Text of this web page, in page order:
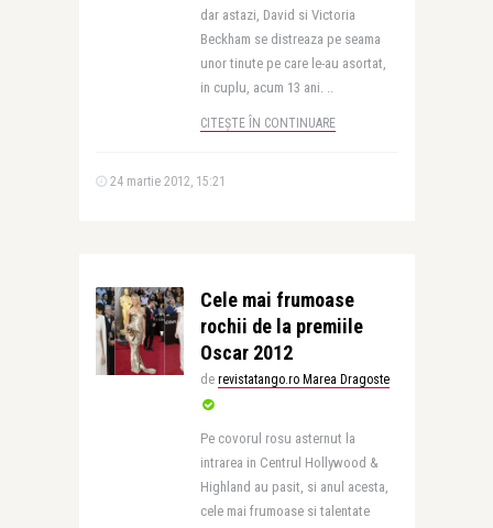
dar astazi, David si Victoria
Beckham se distreaza pe seama
unor tinute pe care le-au asortat,
in cuplu, acum 13 ani. ..
CITEȘTE ÎN CONTINUARE
24 martie 2012, 15:21
Cele mai frumoase
rochii de la premiile
Oscar 2012
de revistatango.ro Marea Dragoste
Pe covorul rosu asternut la
intrarea in Centrul Hollywood &
Highland au pasit, si anul acesta,
cele mai frumoase si talentate